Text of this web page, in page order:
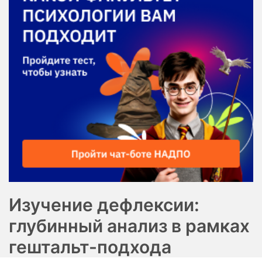
Изучение дефлексии:
глубинный анализ в рамках
гештальт-подхода